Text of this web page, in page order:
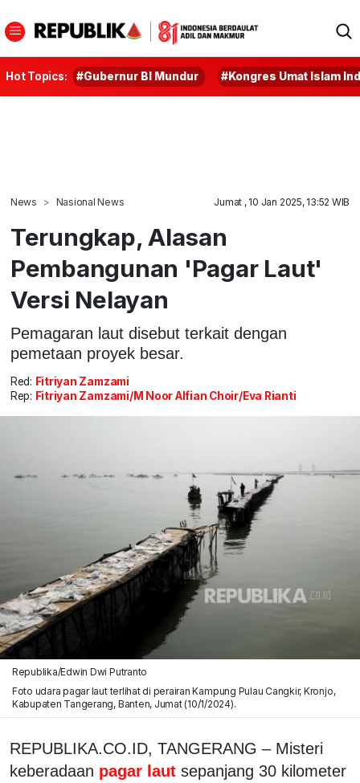
Hot Topics: #Gubernur BI Mundur #Kongres Umat Islam
News Nasional News Jumat , 10 Jan 2025, 13:52 WIB
Terungkap, Alasan
Pembangunan 'Pagar Laut'
Versi Nelayan
Pemagaran laut disebut terkait dengan
pemetaan proyek besar.
Red: Fitriyan Zamzami
Rep: Fitriyan Zamzami/M Noor Alfian Choir/Eva Rianti
Republika/Edwin Dwi Putranto
Foto udara pagar laut terlihat di perairan Kampung Pulau Cangkir, Kronjo,
Kabupaten Tangerang, Banten, Jumat (10/1/2024).
REPUBLIKA.CO.ID, TANGERANG – Misteri
keberadaan pagar laut sepanjang 30 kilometer